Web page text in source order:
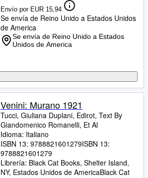
Envío por EUR 15,94
Se envía de Reino Unido a Estados Unidos
de America
Se envía de Reino Unido a Estados
Unidos de America
Venini: Murano 1921
Tucci, Giuliana Duplani, Edirot, Text By
Giandomenico Romanelli, Et Al
Idioma: Italiano
ISBN 13: 9788821601279ISBN 13:
9788821601279
Librería: Black Cat Books, Shelter Island,
NY, Estados Unidos de AmericaBlack Cat